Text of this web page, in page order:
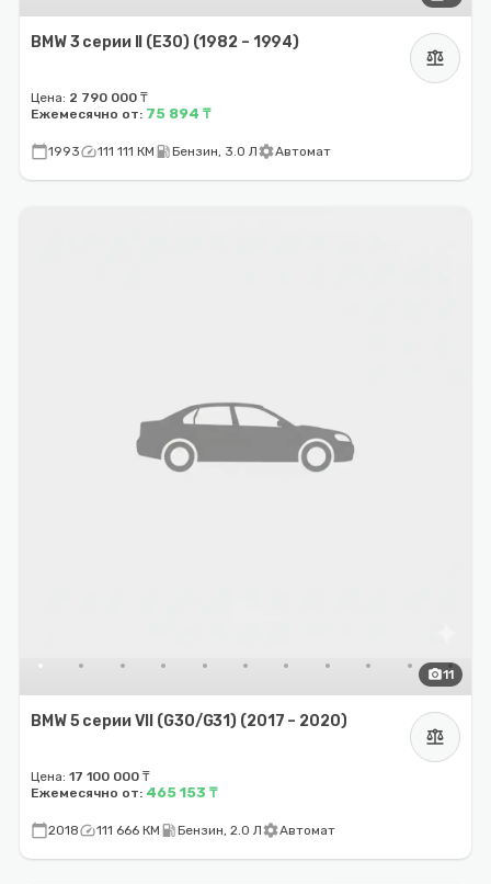
BMW 3 серии II (E30) (1982 – 1994)
balance
Цена: 2 790 000 ₸
Ежемесячно от: 75 894 ₸
calendar_today1993speed111 111 КМ local_gas_stationБензин, 3.0 ЛsettingsАвтомат
photo_camera11
BMW 5 серии VII (G30/G31) (2017 – 2020)
balance
Цена: 17 100 000 ₸
Ежемесячно от: 465 153 ₸
calendar_today2018speed111 666 КМ local_gas_stationБензин, 2.0 ЛsettingsАвтомат